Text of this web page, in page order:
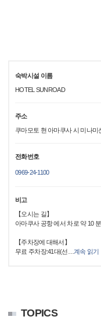
숙박시설 이름
HOTEL SUNROAD
주소
쿠마모토 현 아마쿠사 시 미나미
전화번호
0969-24-1100
비고
【오시는 길】
아마쿠사 공항 에서 차로 약 10
【주차장에 대해서】
무료 주차장:41대(선
계속 읽기
TOPICS